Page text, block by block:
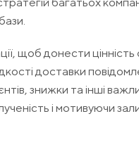
щоб донести цінність
доставки
знижки та інші
і мотивуючи